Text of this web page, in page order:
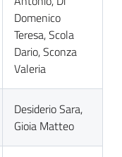
Domenico
Teresa, Scola
Dario, Sconza
Valeria
Desiderio Sara,
Gioia Matteo